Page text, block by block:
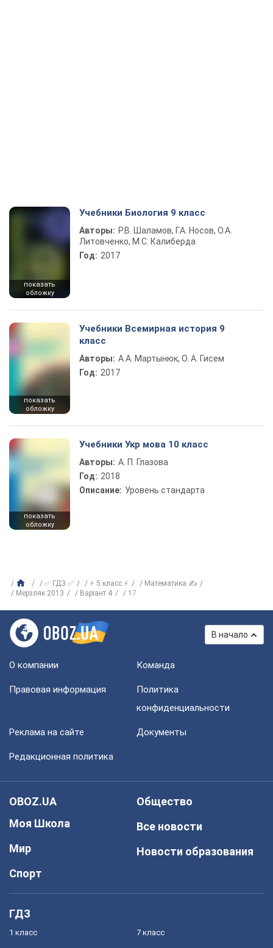
показать
обложку
Учебники Биология 9 класс
Авторы: Р.В. Шаламов, Г.А. Носов, О.А.
Литовченко, М.С. Калиберда
Год: 2017
показать
обложку
Учебники Всемирная история 9
класс
Авторы: А.А. Мартынюк, О. А. Гисем
Год: 2017
показать
обложку
Учебники Укр мова 10 класс
Авторы: А. П. Глазова
Год: 2018
Описание: Уровень стандарта
✅ ГДЗ ✅ ⚡ 5 класс ⚡
Математика ✍
Мерзляк 2013
Варіант 4 17
В начало
О компании Команда
Правовая информация
Политика
конфиденциальности
Реклама на сайте Документы
Редакционная политика
OBOZ.UA
Моя Школа
Мир
Спорт
Общество
Все новости
Новости образования
ГДЗ
1 класс 7 класс